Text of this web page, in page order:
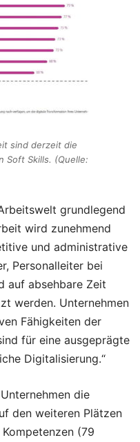
sind derzeit die
Soft Skills. (Quelle:
grundlegend
wird zunehmend
und administrative
Personalleiter bei
auf absehbare Zeit
werden. Unternehmen
Fähigkeiten der
für eine ausgeprägte
Digitalisierung.“
die
den weiteren Plätzen
(79